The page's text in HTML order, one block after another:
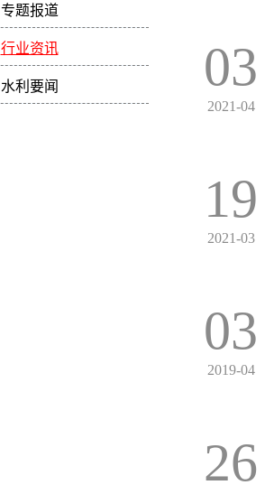
专题报道
行业资讯
水利要闻 03
2021-04
19
2021-03
03
2019-04
26